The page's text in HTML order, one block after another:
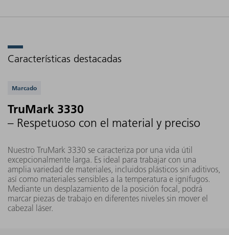
Características destacadas
Aplicaciones compatibles
Marcado
TruMark 3330
– Respetuoso con el material y preciso
Nuestro TruMark 3330 se caracteriza por una vida útil
excepcionalmente larga. Es ideal para trabajar con una
amplia variedad de materiales, incluidos plásticos sin aditivos,
así como materiales sensibles a la temperatura e ignífugos.
Mediante un desplazamiento de la posición focal, podrá
marcar piezas de trabajo en diferentes niveles sin mover el
cabezal láser.